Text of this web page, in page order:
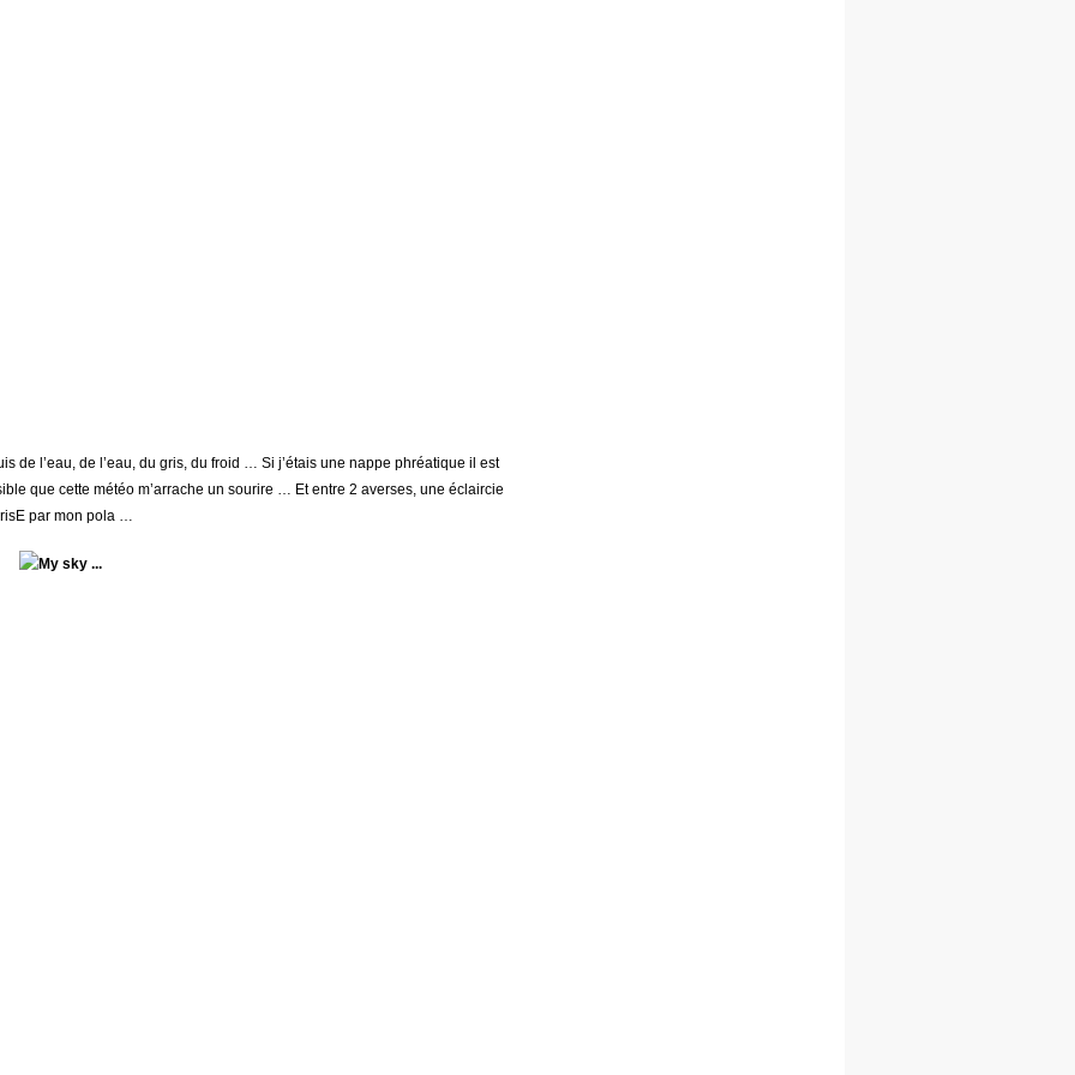
de l’eau, de l’eau, du gris, du froid … Si j’étais une nappe phréatique il est
que cette météo m’arrache un sourire … Et entre 2 averses, une éclaircie
par mon pola …